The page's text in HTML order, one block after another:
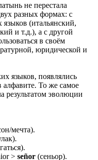
не перестала
разных формах: с
(итальянский,
и т.д.), а с другой
в своём
юридической и
языков, появлялись
алфавите. То же самое
результатом эволюции
мечта).
> señor (сеньор).